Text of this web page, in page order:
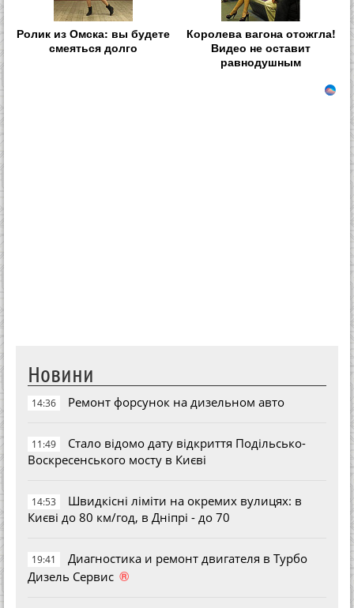
Ролик из Омска: вы будете
смеяться долго
Королева вагона отожгла!
Видео не оставит
равнодушным
Новини
14:36 Ремонт форсунок на дизельном авто
11:49
Стало відомо дату відкриття Подільсько-
Воскресенського мосту в Києві
14:53
Швидкісні ліміти на окремих вулицях: в
Києві до 80 км/год, в Дніпрі - до 70
19:41
Диагностика и ремонт двигателя в Турбо
Дизель Сервис ®